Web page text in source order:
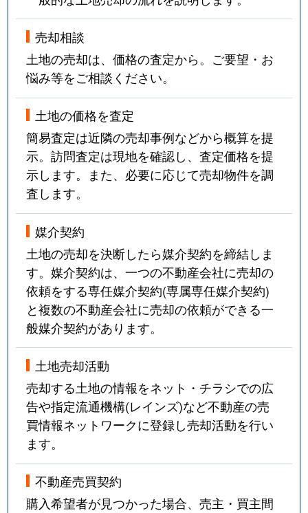
売却相談
土地の売却は、価格の査定から。ご要望・お
悩み等をご相談ください。
土地の価格を査定
簡易査定は近隣の売却事例などから概算を提
示。訪問査定は現地を確認し、査定価格を提
示します。また、必要に応じて売却物件を調
査します。
媒介契約
土地の売却を決断したら媒介契約を締結しま
す。媒介契約は、一つの不動産会社に売却の
依頼をする専任媒介契約(専属専任媒介契約)
と複数の不動産会社に売却の依頼ができる一
般媒介契約があります。
土地売却活動
売却する土地の情報をネット・チラシでの広
告や指定流通機構(レインズ)など不動産の売
買情報ネットワークに登録し売却活動を行い
ます。
不動産売買契約
購入希望者が見つかった場合、売主・買主間